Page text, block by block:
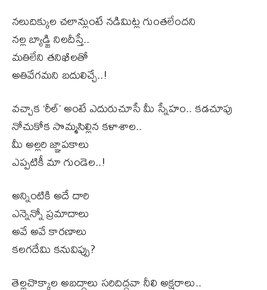
నలుదిక్కుల చలాన్లుంటే నడిమిట్ల గుంతలేందని
నల్ల బ్యాడ్జి నిలదీస్తే..
మతిలేని తనిఖీలతో
అతివేగమని బదులిచ్చే..!
వచ్చాక ‘రీల్’ అంటే ఎదురుచూసే మీ స్నేహం.. కడచూపు
నోచుకోక సొమ్మసిల్లిన కళాశాల..
మీ అల్లరి జ్ఞాపకాలు
ఎప్పటికీ మా గుండెల..!
అన్నింటికి అదే దారి
ఎన్నెన్నో ప్రమాదాలు
అవే అవే కారణాలు
కలగదేమి కనువిప్పు?
తెల్లచొక్కాల అబద్ధాలు సరిదిద్దవా నీలి అక్షరాలు..